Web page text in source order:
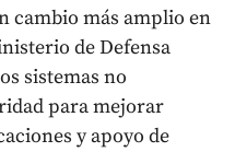
cambio más amplio en
de Defensa
sistemas no
para mejorar
y apoyo de